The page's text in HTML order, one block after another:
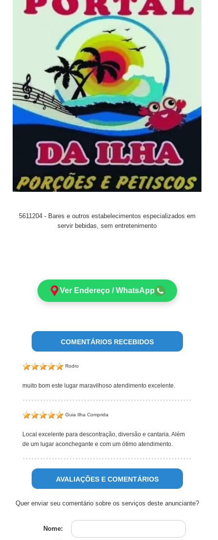
5611204 - Bares e outros estabelecimentos especializados em
servir bebidas, sem entretenimento
Ver Endereço / WhatsApp
COMENTÁRIOS RECEBIDOS
Rodro
muito bom este lugar maravilhoso atendimento excelente.
Guia Ilha Comprida
Local excelente para descontração, diversão e cantaria. Além
de um lugar aconchegante e com um ótimo atendimento.
AVALIAÇÕES E COMENTÁRIOS
Quer enviar seu comentário sobre os serviços deste anunciante?
Nome: